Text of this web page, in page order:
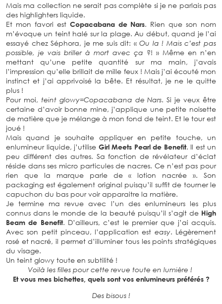
Mais ma collection ne serait pas complète si je ne parlais pas
des highlighters liquide.
Et mon favori est Copacabana de Nars. Rien que son nom
m’évoque un teint halé sur la plage. Au début, quand je l’ai
essayé chez Séphora, je me suis dit: «Ou la ! Mais c’est pas
possible, je vais briller à mort avec ça ?! » Même en n’en
mettant qu’une petite quantité sur ma main, j’avais
l’impression qu’elle brillait de mille feux ! Mais j’ai écouté mon
instinct et j’ai apprivoisé la bête. Et résultat, je ne le quitte
plus !
Pour moi, teint glowy=Copacabana de Nars. Si je veux être
certaine d’avoir bonne mine, j’applique une petite noisette
de matière que je mélange à mon fond de teint. Et le tour est
joué !
Mais quand je souhaite appliquer en petite touche, un
enlumineur liquide, j’utilise Girl Meets Pearl de Benefit. Il est un
peu différent des autres. Sa fonction de révélateur d’éclat
réside dans ses micro particules de nacres. Ce n’est pas pour
rien que la marque parle de « lotion nacrée ». Son
packaging est également original puisqu’il suffit de tourner le
capuchon du bas pour voir apparaitre la matière.
Je termine ma revue avec l’un des enlumineurs les plus
connus dans le monde de la beauté puisqu’il s’agit de High
Beam de Benefit. D’ailleurs, c’est le premier que j’ai acquis.
Avec son petit pinceau, l’application est easy. Légèrement
rosé et nacré, il permet d’illuminer tous les points stratégiques
du visage.
Un teint glowy toute en subtilité !
Voilà les filles pour cette revue toute en lumière !
Et vous mes bichettes, quels sont vos enlumineurs préférés ?
Des bisous !